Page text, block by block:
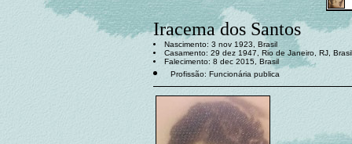
Iracema dos Santos
Nascimento: 3 nov 1923, Brasil
Casamento: 29 dez 1947, Rio de Janeiro, RJ,
Falecimento: 8 dec 2015, Brasil
Profissão: Funcionária publica